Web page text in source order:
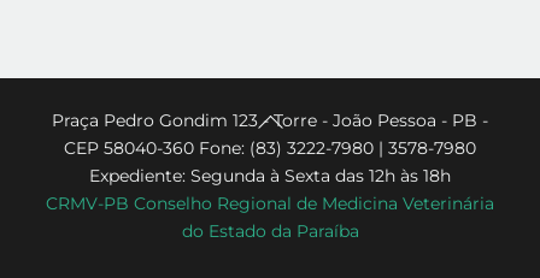
Back
To
Top
Praça Pedro Gondim 123 - Torre - João Pessoa - PB -
CEP 58040-360 Fone: (83) 3222-7980 | 3578-7980
Expediente: Segunda à Sexta das 12h às 18h
CRMV-PB Conselho Regional de Medicina Veterinária
do Estado da Paraíba